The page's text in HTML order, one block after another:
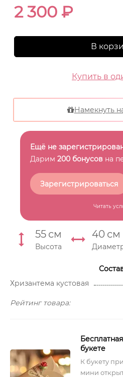
2 300 ₽
В
Купить в
Намекнуть
Ещё не
Дарим 200 бонусов на
Зарегистрироваться
Читать
55 см
Высота
40 см
Хризантема кустовая
Рейтинг товара:
букете
К букету
мини